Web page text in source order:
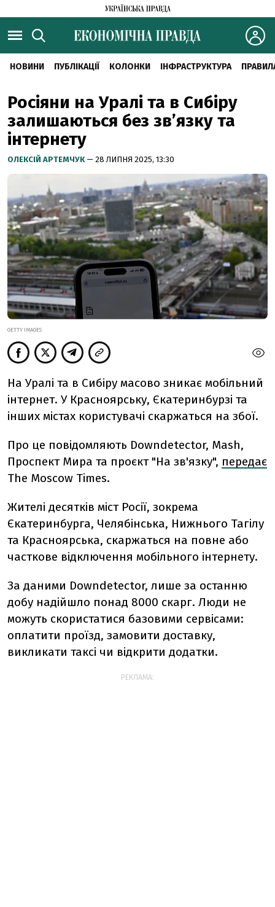
НОВИНИ ПУБЛІКАЦІЇ КОЛОНКИ ІНФРАСТРУКТУРА
Росіяни на Уралі та в Сибіру
залишаються без звʼязку та
інтернету
ОЛЕКСІЙ АРТЕМЧУК — 28 ЛИПНЯ 2025, 13:30
GETTY IMAGES
На Уралі та в Сибіру масово зникає мобільний
інтернет. У Красноярську, Єкатеринбурзі та
інших містах користувачі скаржаться на збої.
Про це повідомляють Downdetector, Mash,
Проспект Мира та проєкт "На зв'язку", передає
The Moscow Times.
Жителі десятків міст Росії, зокрема
Єкатеринбурга, Челябінська, Нижнього Тагілу
та Красноярська, скаржаться на повне або
часткове відключення мобільного інтернету.
За даними Downdetector, лише за останню
добу надійшло понад 8000 скарг. Люди не
можуть скористатися базовими сервісами:
оплатити проїзд, замовити доставку,
викликати таксі чи відкрити додатки.
РЕКЛАМА: